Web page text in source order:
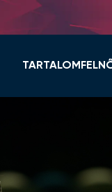
TARTALOM